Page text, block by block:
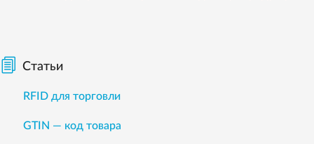
Статьи
RFID для торговли
GTIN — код товара